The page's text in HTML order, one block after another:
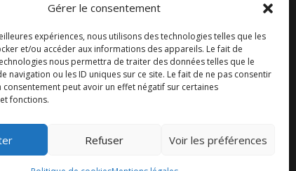
Gérer le consentement
expériences, nous utilisons des technologies telles que les
et/ou accéder aux informations des appareils. Le fait de
nous permettra de traiter des données telles que le
navigation ou les ID uniques sur ce site. Le fait de ne pas consentir
peut avoir un effet négatif sur certaines
fonctions.
Refuser Voir les préférences